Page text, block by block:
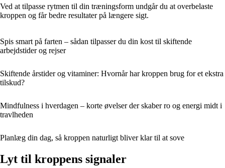
Ved at tilpasse rytmen til din træningsform undgår du at overbelaste
kroppen og får bedre resultater på længere sigt.
Spis smart på farten – sådan tilpasser du din kost til skiftende
arbejdstider og rejser
Skiftende årstider og vitaminer: Hvornår har kroppen brug for et ekstra
tilskud?
Mindfulness i hverdagen – korte øvelser der skaber ro og energi midt i
travlheden
Planlæg din dag, så kroppen naturligt bliver klar til at sove
Lyt til kroppens signaler